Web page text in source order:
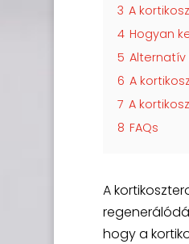
3 A
4 Hogyan
5
6 A
7 A
8 FAQs
A
hogy a